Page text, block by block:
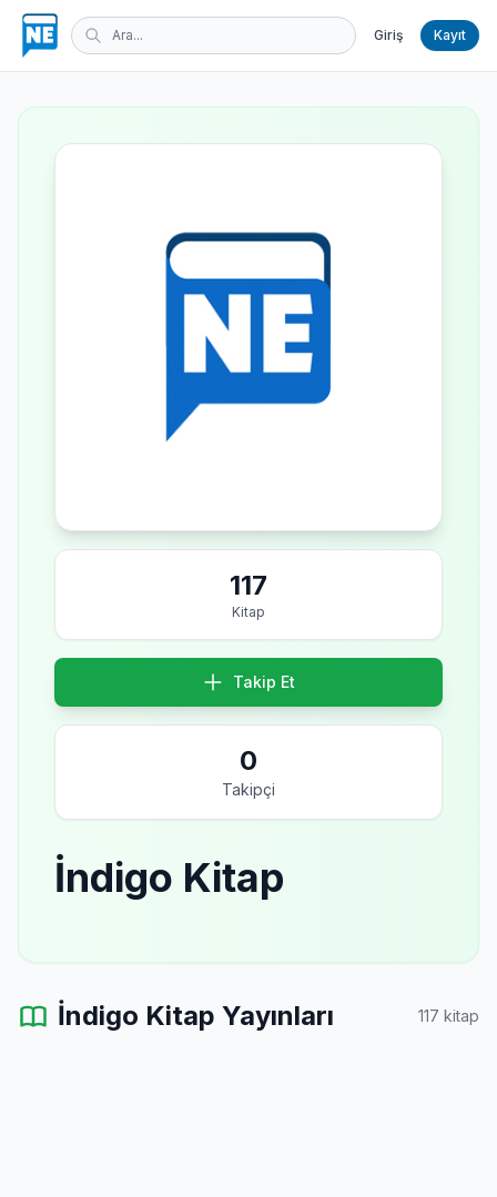
Giriş Kayıt
117
Kitap
Takip Et
0
Takipçi
İndigo Kitap
İndigo Kitap Yayınları 117 kitap